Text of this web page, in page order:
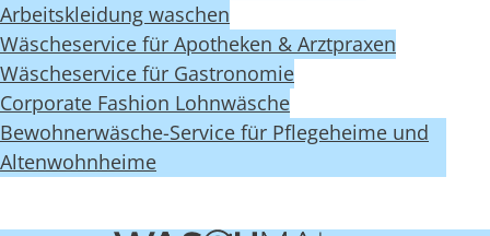
Arbeitskleidung waschen
Wäscheservice für Apotheken & Arztpraxen
Wäscheservice für Gastronomie
Corporate Fashion Lohnwäsche
Bewohnerwäsche-Service für Pflegeheime und
Altenwohnheime